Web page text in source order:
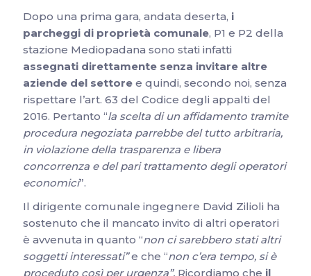
Dopo una prima gara, andata deserta, i
parcheggi di proprietà comunale, P1 e P2 della
stazione Mediopadana sono stati infatti
assegnati direttamente senza invitare altre
aziende del settoree quindi, secondo noi, senza
rispettare l’art. 63 del Codice degli appalti del
2016. Pertanto “la scelta di un affidamento tramite
procedura negoziata parrebbe del tutto arbitraria,
in violazione della trasparenza e libera
concorrenza e del pari trattamento degli operatori
economici”.
Il dirigente comunale ingegnere David Zilioli ha
sostenuto che il mancato invito di altri operatori
è avvenuta in quanto “non ci sarebbero stati altri
soggetti interessati”e che “non c’era tempo, si è
proceduto così per urgenza”. Ricordiamo che il